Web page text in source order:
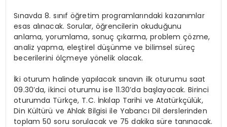
Sınavda 8. sınıf öğretim programlarındaki kazanımlar
esas alınacak. Sorular, öğrencilerin okuduğunu
anlama, yorumlama, sonuç çıkarma, problem çözme,
analiz yapma, eleştirel düşünme ve bilimsel süreç
becerilerini ölçmeye yönelik olacak.
İki oturum halinde yapılacak sınavın ilk oturumu saat
09.30’da, ikinci oturumu ise 11.30’da başlayacak. Birinci
oturumda Türkçe, T.C. İnkılap Tarihi ve Atatürkçülük,
Din Kültürü ve Ahlak Bilgisi ile Yabancı Dil derslerinden
toplam 50 soru sorulacak ve 75 dakika süre tanınacak.